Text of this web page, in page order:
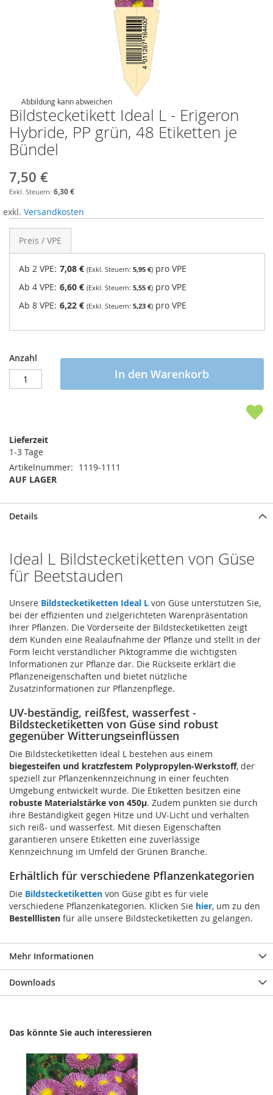
Abbildung kann abweichen
Bildstecketikett Ideal L - Erigeron
Hybride, PP grün, 48 Etiketten je
Bündel
7,50 €
6,30 €
exkl. Versandkosten
Preis / VPE
Ab 2 VPE: 7,08 € 5,95 € pro VPE
Ab 4 VPE: 6,60 € 5,55 € pro VPE
Ab 8 VPE: 6,22 € 5,23 € pro VPE
Anzahl
In den Warenkorb
Lieferzeit
1-3 Tage
Artikelnummer
1119-1111
AUF LAGER
Details
Ideal L Bildstecketiketten von Güse
für Beetstauden
Unsere Bildstecketiketten Ideal L von Güse unterstützen Sie,
bei der effizienten und zielgerichteten Warenpräsentation
Ihrer Pflanzen. Die Vorderseite der Bildstecketiketten zeigt
dem Kunden eine Realaufnahme der Pflanze und stellt in der
Form leicht verständlicher Piktogramme die wichtigsten
Informationen zur Pflanze dar. Die Rückseite erklärt die
Pflanzeneigenschaften und bietet nützliche
Zusatzinformationen zur Pflanzenpflege.
UV-beständig, reißfest, wasserfest -
Bildstecketiketten von Güse sind robust
gegenüber Witterungseinflüssen
Die Bildstecketiketten Ideal L bestehen aus einem
biegesteifen und kratzfestem Polypropylen-Werkstoff, der
speziell zur Pflanzenkennzeichnung in einer feuchten
Umgebung entwickelt wurde. Die Etiketten besitzen eine
robuste Materialstärke von 450µ. Zudem punkten sie durch
ihre Beständigkeit gegen Hitze und UV-Licht und verhalten
sich reiß- und wasserfest. Mit diesen Eigenschaften
garantieren unsere Etiketten eine zuverlässige
Kennzeichnung im Umfeld der Grünen Branche.
Erhältlich für verschiedene Pflanzenkategorien
Die Bildstecketiketten von Güse gibt es für viele
verschiedene Pflanzenkategorien. Klicken Sie hier, um zu den
Bestelllisten für alle unsere Bildstecketiketten zu gelangen.
Mehr Informationen
Downloads
Das könnte Sie auch interessieren